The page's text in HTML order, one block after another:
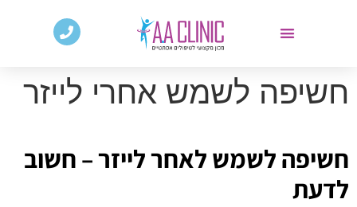
חשיפה לשמש אחרי לייזר
חשיפה לשמש לאחר לייזר – חשוב
לדעת